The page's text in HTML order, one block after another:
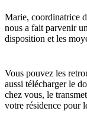
Marie, coordinatrice
nous a fait parvenir
disposition et les
Vous pouvez les
aussi télécharger le
chez vous, le
votre résidence pour